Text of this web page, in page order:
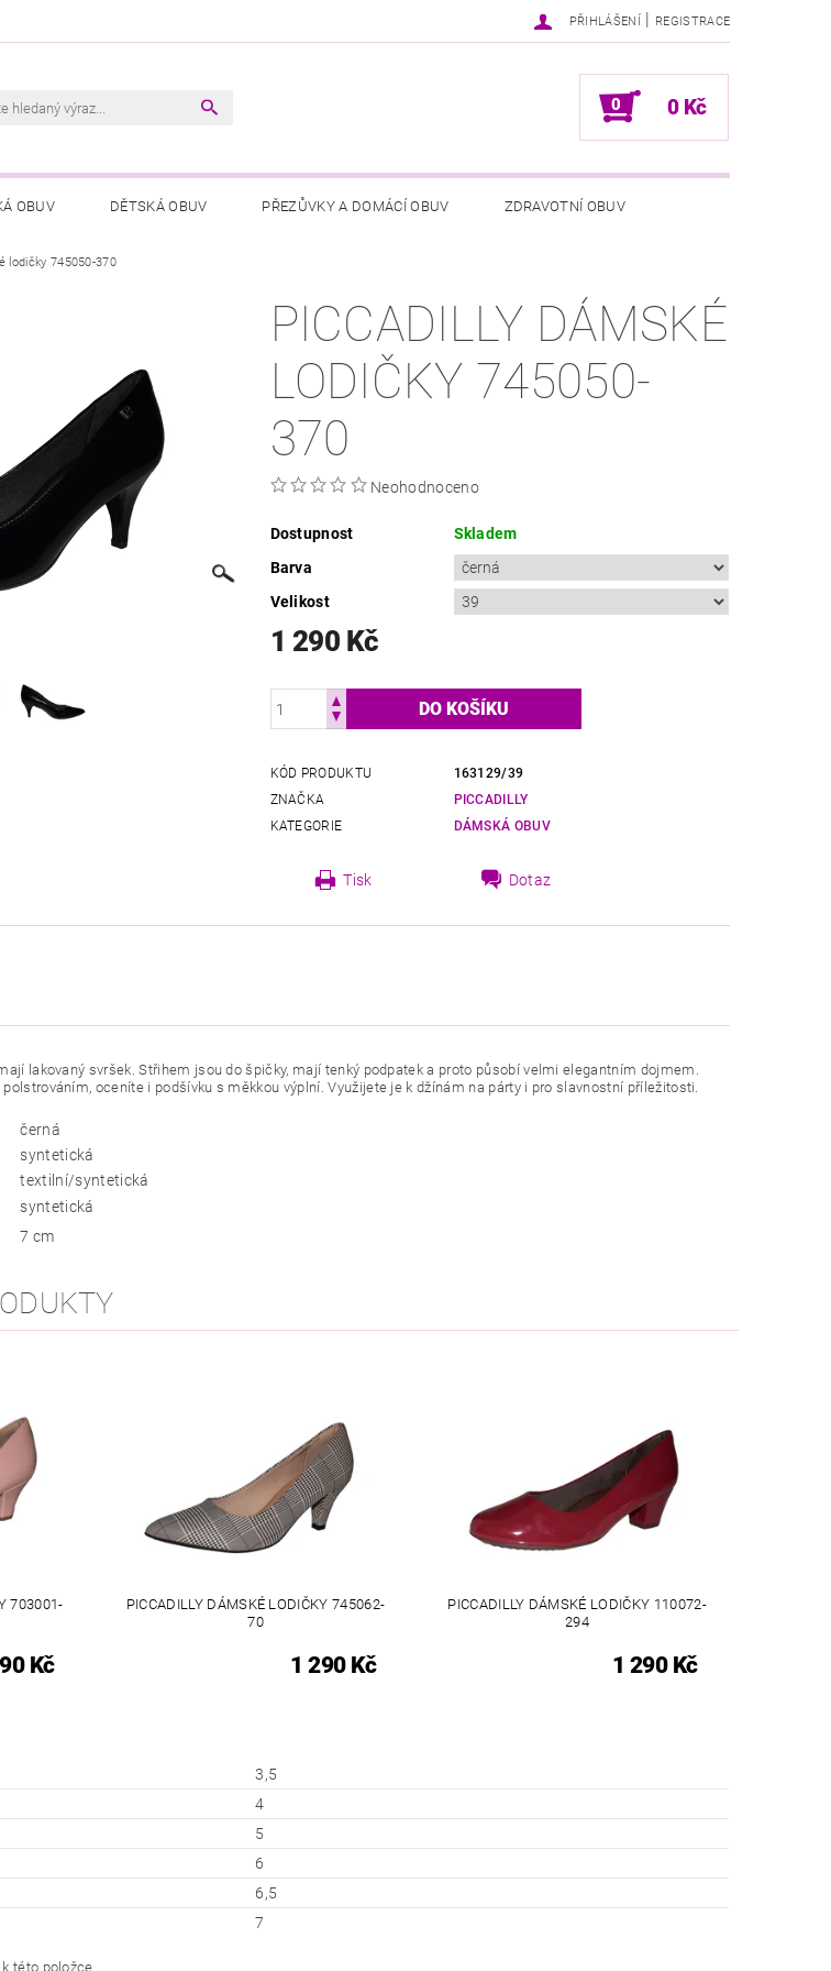
PŘIHLÁŠENÍ | REGISTRACE
0 0 Kč
OBUV DĚTSKÁ OBUV PŘEZŮVKY A DOMÁCÍ OBUV ZDRAVOTNÍ OBUV
PODMÍNKY
lodičky 745050-370
PICCADILLY DÁMSKÉ
LODIČKY 745050-
370
Neohodnoceno
Dostupnost
Skladem
Barva
Velikost
1 290 Kč
KÓD PRODUKTU
163129/39
ZNAČKA
PICCADILLY
KATEGORIE
DÁMSKÁ OBUV
Tisk Dotaz
lakovaný svršek. Střihem jsou do špičky, mají tenký podpatek a proto působí velmi elegantním dojmem.
oceníte i podšívku s měkkou výplní. Využijete je k džínám na párty i pro slavnostní příležitosti.
černá
syntetická
textilní/syntetická
syntetická
7 cm
703001-
Kč
PICCADILLY DÁMSKÉ LODIČKY 745062-
70
1 290 Kč
PICCADILLY DÁMSKÉ LODIČKY 110072-
294
1 290 Kč
3,5
4
5
6
6,5
7
této položce.